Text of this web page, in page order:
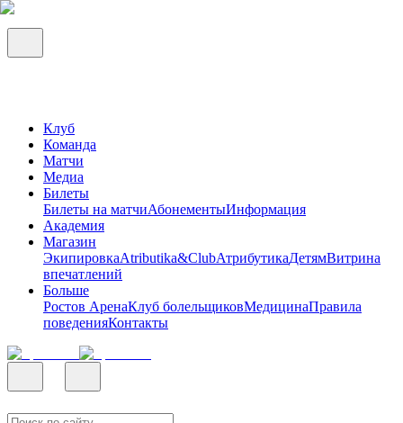
Клуб
Команда
Матчи
Медиа
Билеты
Билеты на матчиАбонементыИнформация
Академия
Магазин
ЭкипировкаAtributika&ClubАтрибутикаДетямВитрина
впечатлений
Больше
Ростов АренаКлуб болельщиковМедицинаПравила
поведенияКонтакты